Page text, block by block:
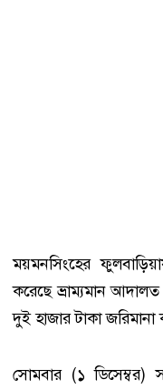
ময়মনসিংহের
করেছে ভ্রাম্যমান
দুই হাজার টাকা জরিমানা
সোমবার (১ ডিসেম্বর)